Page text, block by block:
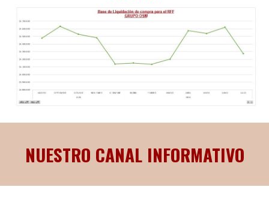
NUESTRO CANAL INFORMATIVO